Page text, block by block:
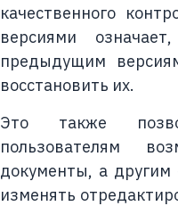
качественного
версиями
предыдущим
восстановить их.
Это также
пользователям
документы, а
изменять